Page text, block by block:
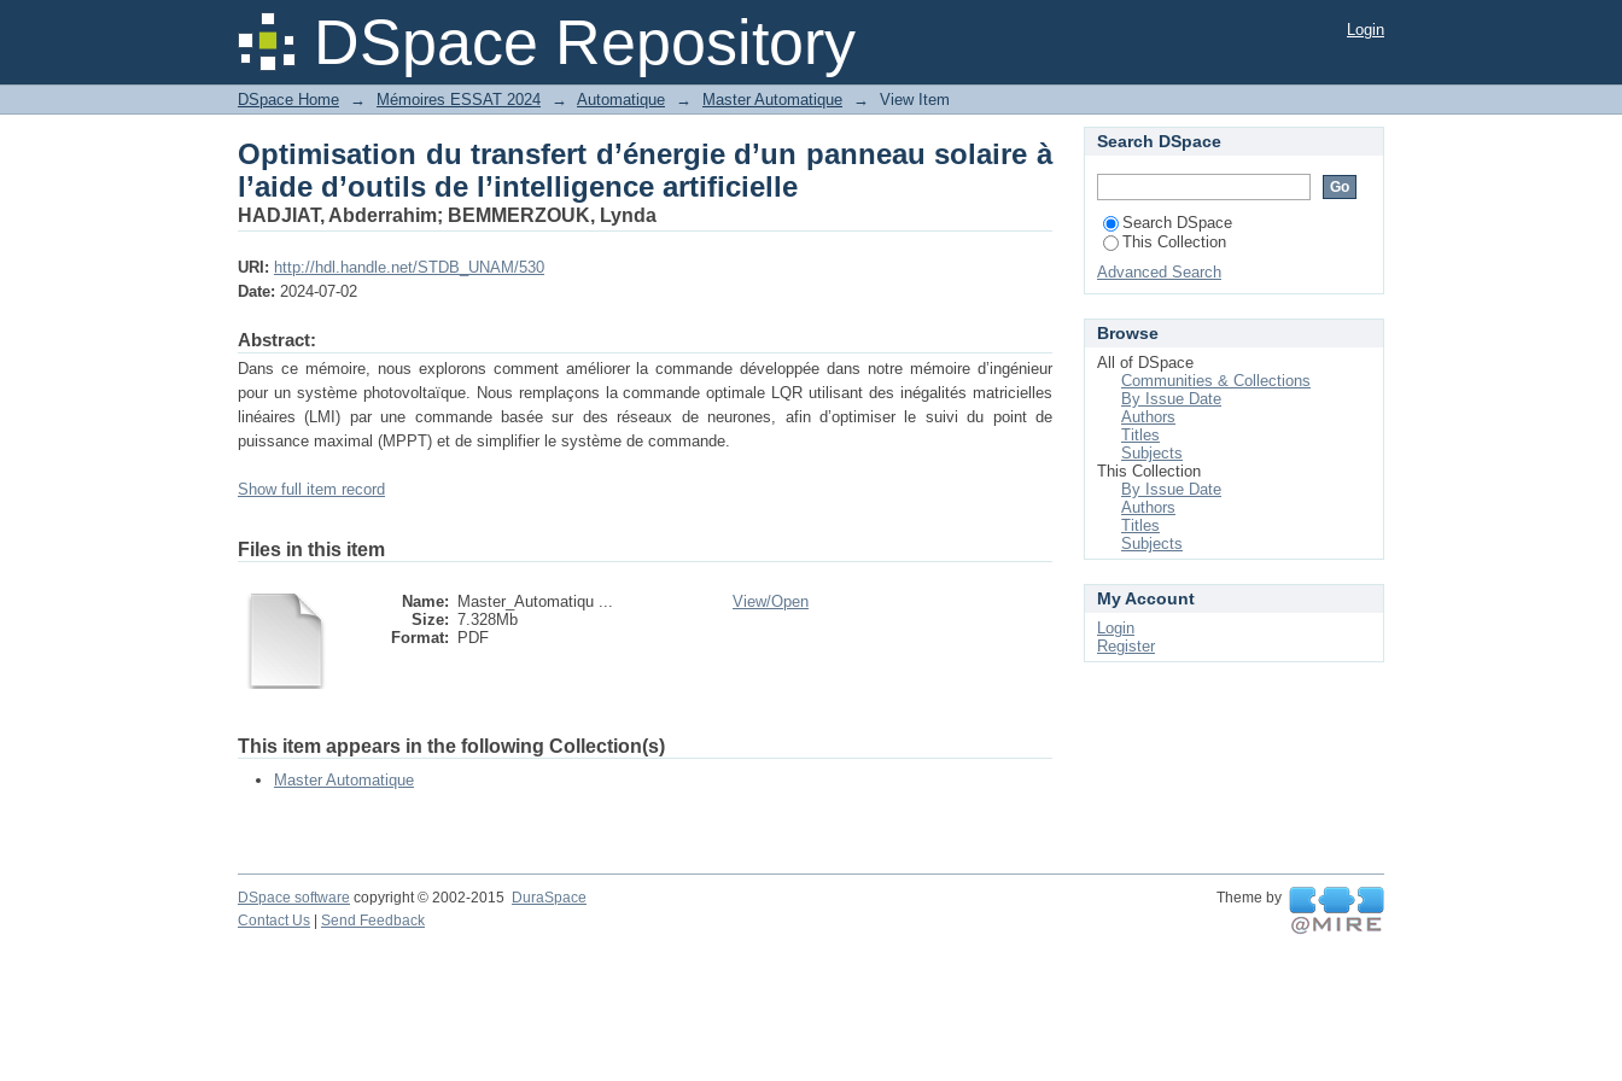
DSpace Repository
Optimisation du transfert d’énergie d’un panneau solaire à l’aide d’outils de
l’intelligence artificielle
Login
DSpace Home → Mémoires ESSAT 2024 → Automatique → Master Automatique → View Item
Optimisation du transfert d’énergie d’un panneau solaire à
l’aide d’outils de l’intelligence artificielle
HADJIAT, Abderrahim; BEMMERZOUK, Lynda
URI: http://hdl.handle.net/STDB_UNAM/530
Date: 2024-07-02
Abstract:
Dans ce mémoire, nous explorons comment améliorer la commande développée dans notre mémoire d’ingénieur
pour un système photovoltaïque. Nous remplaçons la commande optimale LQR utilisant des inégalités matricielles
linéaires (LMI) par une commande basée sur des réseaux de neurones, afin d’optimiser le suivi du point de
puissance maximal (MPPT) et de simplifier le système de commande.
Show full item record
Files in this item
Name:
Master_Automatiqu ...
Size: 7.328Mb
Format:
PDF
View/Open
This item appears in the following Collection(s)
Master Automatique
Search DSpace
Search DSpace
This Collection
Advanced Search
Browse
All of DSpace
Communities & Collections
By Issue Date
Authors
Titles
Subjects
This Collection
By Issue Date
Authors
Titles
Subjects
My Account
Login
Register
DSpace software copyright © 2002-2015 DuraSpace
Theme by
Contact Us
Send Feedback